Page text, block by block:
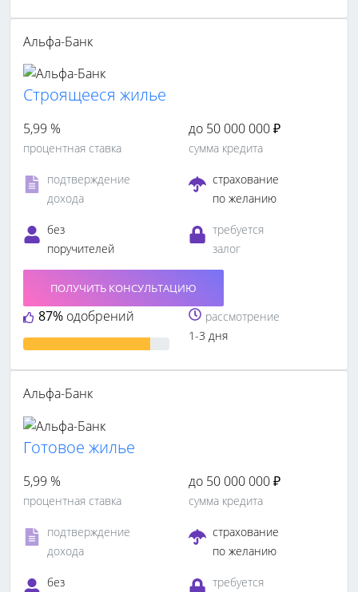
Альфа-Банк
Cтроящееся жилье
5,99 %
процентная ставка
до 50 000 000 ₽
сумма кредита
подтверждение
дохода
страхование
по желанию
без
поручителей
требуется
залог
87% одобрений
ПОЛУЧИТЬ КОНСУЛЬТАЦИЮ
рассмотрение
1-3 дня
Альфа-Банк
Готовое жилье
5,99 %
процентная ставка
до 50 000 000 ₽
сумма кредита
подтверждение
дохода
страхование
по желанию
без
требуется